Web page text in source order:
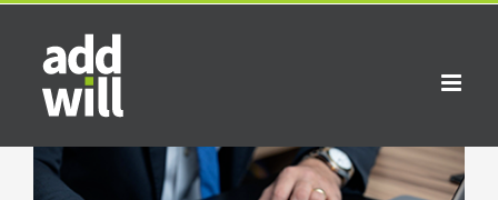
Skip
content
View
Larger